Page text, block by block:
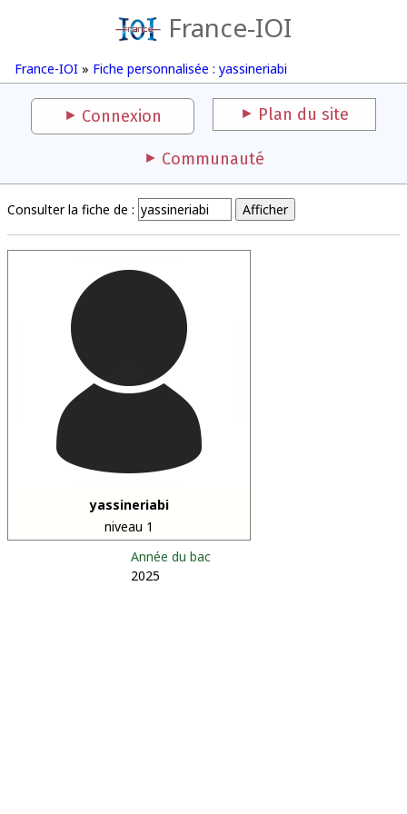
France-IOI
France-IOI » Fiche personnalisée : yassineriabi
Connexion Plan du site
Communauté
Consulter la fiche de :
yassineriabi
niveau 1
Année du bac
2025